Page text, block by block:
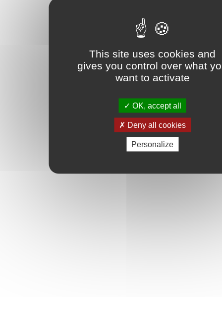
This site uses cookies and
gives you control over what
want to activate
OK, accept all
Deny all cookies
Personalize